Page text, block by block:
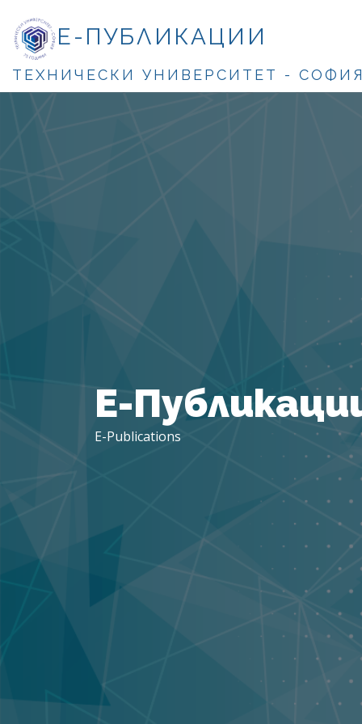
Е-ПУБЛИКАЦИИ
ТЕХНИЧЕСКИ УНИВЕРСИТЕТ -
Е-
E-Publications